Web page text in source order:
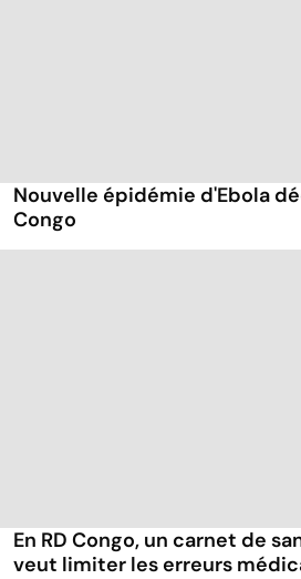
Nouvelle épidémie d'Ebola
Congo
En RD Congo, un carnet de
veut limiter les erreurs